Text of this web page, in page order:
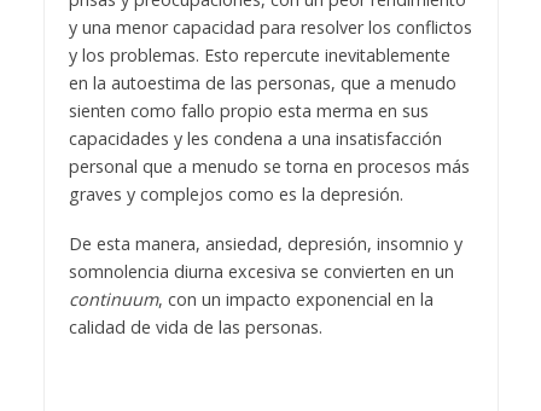
y una menor capacidad para resolver los conflictos
y los problemas. Esto repercute inevitablemente
en la autoestima de las personas, que a menudo
sienten como fallo propio esta merma en sus
capacidades y les condena a una insatisfacción
personal que a menudo se torna en procesos más
graves y complejos como es la depresión.
De esta manera, ansiedad, depresión, insomnio y
somnolencia diurna excesiva se convierten en un
continuum, con un impacto exponencial en la
calidad de vida de las personas.